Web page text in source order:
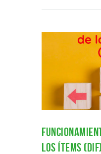
los ítems (DIF)